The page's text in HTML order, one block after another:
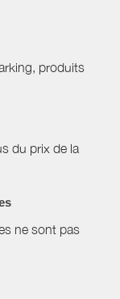
produits
du prix de la
ne sont pas